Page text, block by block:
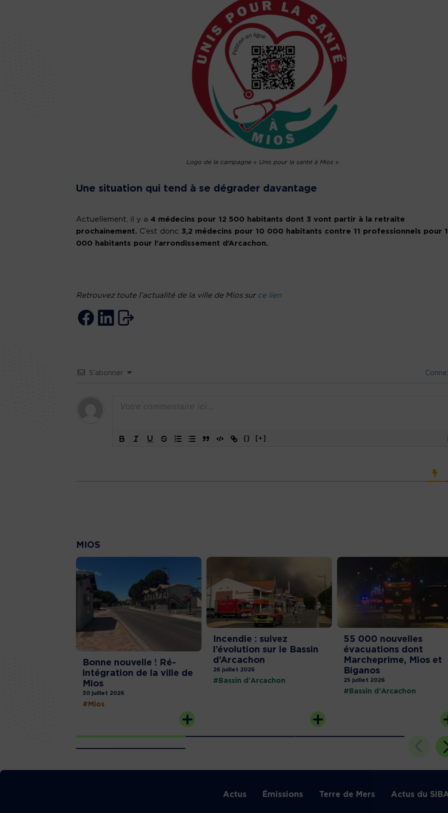
Logo de la campagne « Unis pour la santé à Mios »
Une situation qui tend à se dégrader davantage
Actuellement, il y a 4 médecins pour 12 500 habitants dont 3 vont partir à la retraite
prochainement. C’est donc 3,2 médecins pour 10 000 habitants contre 11 professionnels pour
000 habitants pour l’arrondissement d’Arcachon.
Retrouvez toute l’actualité de la ville de Mios sur ce lien
S’abonner
{} [+]
MIOS
Bonne nouvelle ! Ré-
intégration de la ville de
Mios
30 juillet 2026
#Mios
Incendie : suivez
l’évolution sur le Bassin
d’Arcachon
26 juillet 2026
#Bassin d'Arcachon
55 000 nouvelles
évacuations dont
Marcheprime, Mios et
Biganos
25 juillet 2026
#Bassin d'Arcachon
Actus Émissions Terre de Mers Actus du